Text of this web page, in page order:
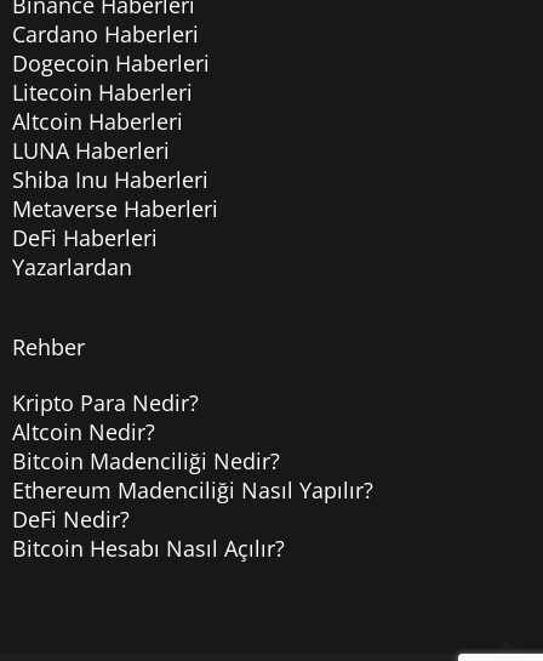
Cardano Haberleri
Dogecoin Haberleri
Litecoin Haberleri
Altcoin Haberleri
LUNA Haberleri
Shiba Inu Haberleri
Metaverse Haberleri
DeFi Haberleri
Yazarlardan
Rehber
Kripto Para Nedir?
Altcoin Nedir?
Bitcoin Madenciliği Nedir?
Ethereum Madenciliği Nasıl Yapılır?
DeFi Nedir?
Bitcoin Hesabı Nasıl Açılır?